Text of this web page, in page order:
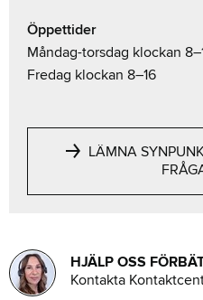
Öppettider
Måndag-torsdag klockan
Fredag klockan 8–16
LÄMNA
HJÄLP OSS
Kontakta